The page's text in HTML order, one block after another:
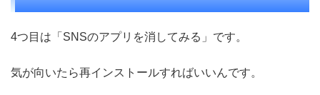
4つ目は「SNSのアプリを消してみる」です。
気が向いたら再インストールすればいいんです。